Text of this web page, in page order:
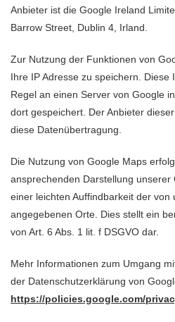
Anbieter ist die Google Ireland
Barrow Street, Dublin 4, Irland.
Zur Nutzung der Funktionen von
Ihre IP Adresse zu speichern.
Regel an einen Server von Google
dort gespeichert. Der Anbieter
diese Datenübertragung.
Die Nutzung von Google Maps
ansprechenden Darstellung unserer
einer leichten Auffindbarkeit der von
angegebenen Orte. Dies stellt ein
von Art. 6 Abs. 1 lit. f DSGVO dar.
Mehr Informationen zum Umgang
der Datenschutzerklärung von
https://policies.google.com/